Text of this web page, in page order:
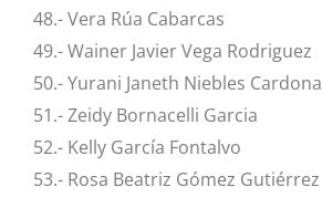
48.- Vera Rúa Cabarcas
49.- Wainer Javier Vega Rodriguez
50.- Yurani Janeth Niebles Cardona
51.- Zeidy Bornacelli Garcia
52.- Kelly García Fontalvo
53.- Rosa Beatriz Gómez Gutiérrez